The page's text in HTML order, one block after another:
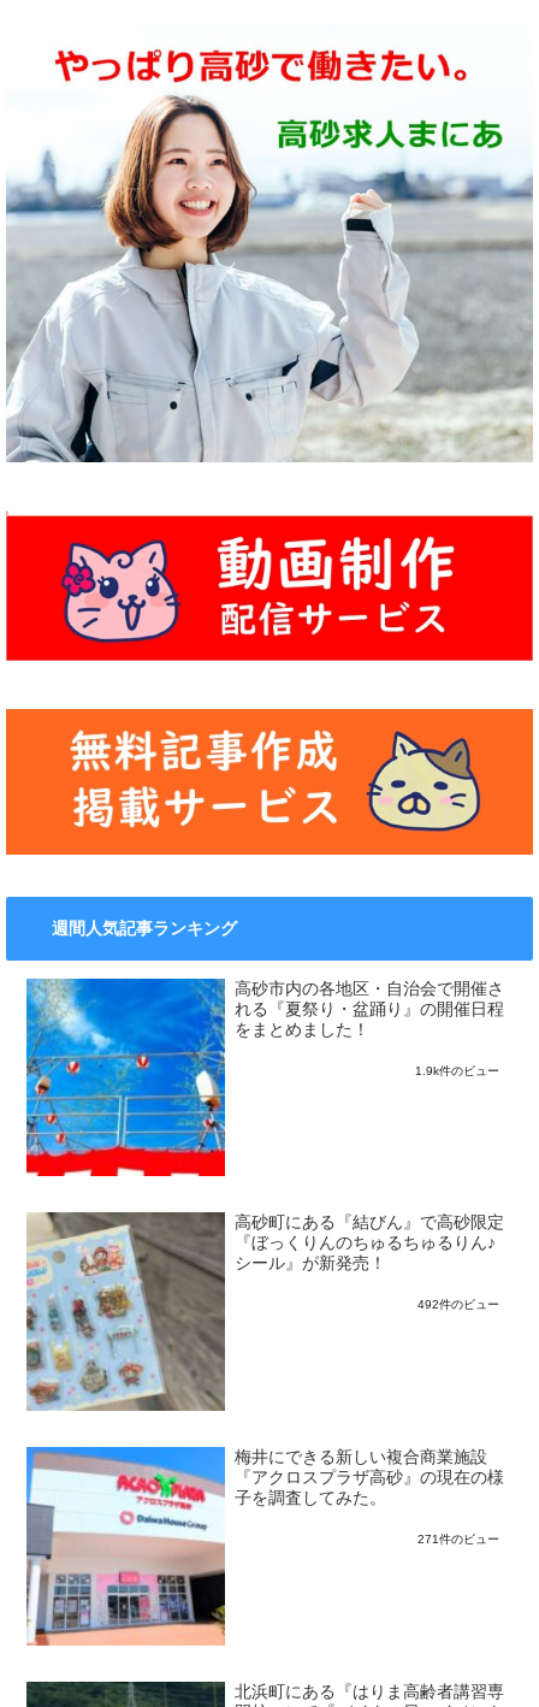
週間人気記事ランキング
高砂市内の各地区・自治会で開催さ
れる『夏祭り・盆踊り』の開催日程
をまとめました！
1.9k件のビュー
高砂町にある『結びん』で高砂限定
『ぼっくりんのちゅるちゅるりん♪
シール』が新発売！
492件のビュー
梅井にできる新しい複合商業施設
『アクロスプラザ高砂』の現在の様
子を調査してみた。
271件のビュー
北浜町にある『はりま高齢者講習専